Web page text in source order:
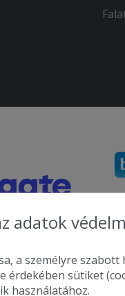
- Falatozz.hu - Diston-
adatok
a személyre
érdekében sütiket
használatához.